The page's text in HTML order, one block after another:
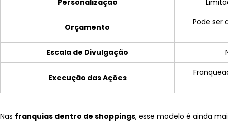
Personalização
Orçamento
Pode ser
Escala de Divulgação
Execução das Ações
Nas franquias dentro de shoppings, esse modelo é ainda